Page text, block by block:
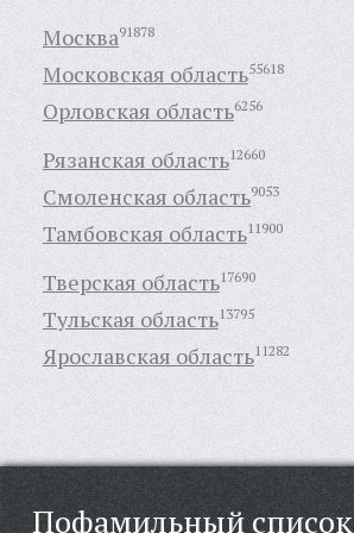
Москва91878
Московская область55618
Орловская область6256
Рязанская область12660
Смоленская область9053
Тамбовская область11900
Тверская область17690
Тульская область13795
Ярославская область11282
Пофамильный список